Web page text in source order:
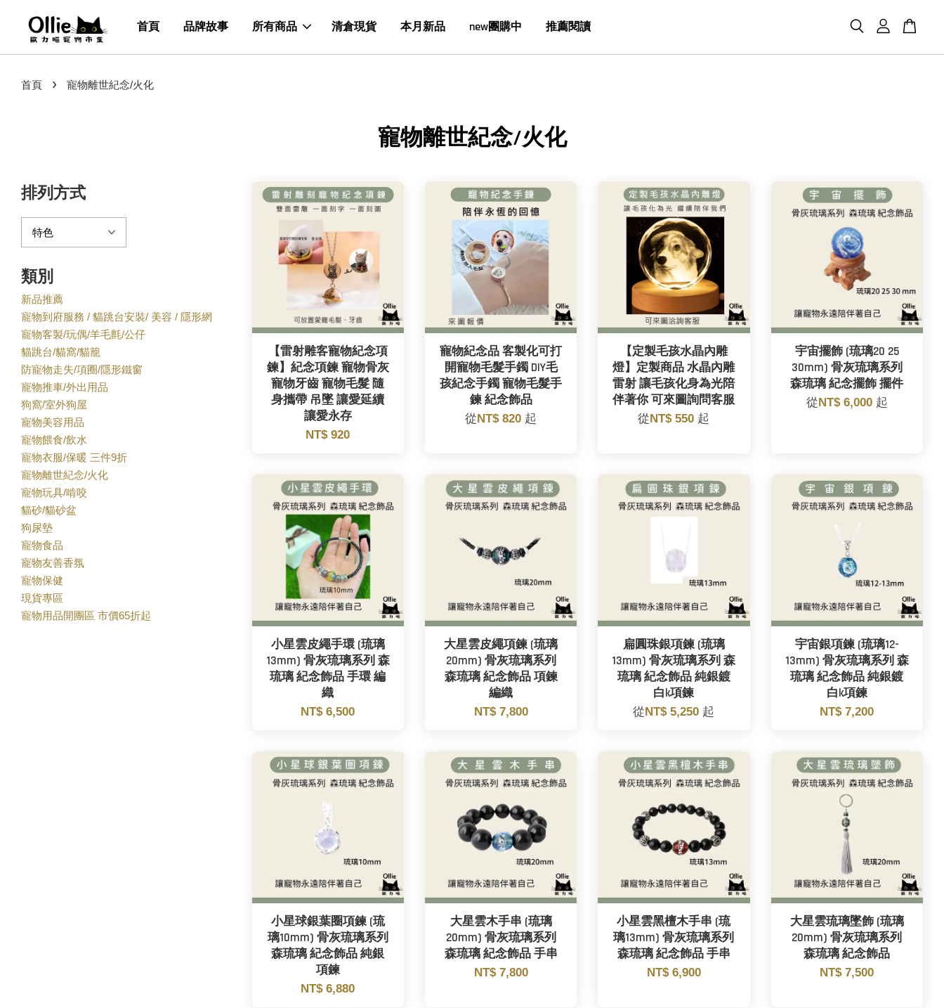
首頁 品牌故事 所有商品 清倉現貨 本月新品 new團購中 推薦閱讀
首頁 › 寵物離世紀念/火化
寵物離世紀念/火化
排列方式
類別
新品推薦
寵物到府服務 / 貓跳台安裝/ 美容 / 隱形網
寵物客製/玩偶/羊毛氈/公仔
貓跳台/貓窩/貓籠
防寵物走失/項圈/隱形鐵窗
寵物推車/外出用品
狗窩/室外狗屋
寵物美容用品
寵物餵食/飲水
寵物衣服/保暖 三件9折
寵物離世紀念/火化
寵物玩具/啃咬
貓砂/貓砂盆
狗尿墊
寵物食品
寵物友善香氛
寵物保健
現貨專區
寵物用品開團區 市價65折起
【雷射雕客寵物紀念項
鍊】紀念項鍊 寵物骨灰
寵物牙齒 寵物毛髮 隨
身攜帶 吊墜 讓愛延續
讓愛永存
NT$ 920
寵物紀念品 客製化可打
開寵物毛髮手鐲 DIY毛
孩紀念手鐲 寵物毛髮手
鍊 紀念飾品
從NT$ 820 起
【定製毛孩水晶內雕
燈】定製商品 水晶內雕
雷射 讓毛孩化身為光陪
伴著你 可來圖詢問客服
從NT$ 550 起
宇宙擺飾 (琉璃20 25
30mm) 骨灰琉璃系列
森琉璃 紀念擺飾 擺件
從NT$ 6,000 起
小星雲皮繩手環 (琉璃
13mm) 骨灰琉璃系列 森
琉璃 紀念飾品 手環 編
織
NT$ 6,500
大星雲皮繩項鍊 (琉璃
20mm) 骨灰琉璃系列
森琉璃 紀念飾品 項鍊
編織
NT$ 7,800
扁圓珠銀項鍊 (琉璃
13mm) 骨灰琉璃系列 森
琉璃 紀念飾品 純銀鍍
白k項鍊
從NT$ 5,250 起
宇宙銀項鍊 (琉璃12-
13mm) 骨灰琉璃系列 森
琉璃 紀念飾品 純銀鍍
白k項鍊
NT$ 7,200
小星球銀葉圈項鍊 (琉
璃10mm) 骨灰琉璃系列
森琉璃 紀念飾品 純銀
項鍊
NT$ 6,880
大星雲木手串 (琉璃
20mm) 骨灰琉璃系列
森琉璃 紀念飾品 手串
NT$ 7,800
小星雲黑檀木手串 (琉
璃13mm) 骨灰琉璃系列
森琉璃 紀念飾品 手串
NT$ 6,900
大星雲琉璃墜飾 (琉璃
20mm) 骨灰琉璃系列
森琉璃 紀念飾品
NT$ 7,500